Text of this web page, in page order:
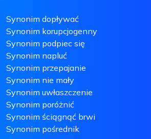
Synonim dopływać
Synonim korupcjogenny
Synonim podpiec się
Synonim napluć
Synonim przepajanie
Synonim nie mały
Synonim uwłaszczenie
Synonim poróżnić
Synonim ściągnąć brwi
Synonim pośrednik